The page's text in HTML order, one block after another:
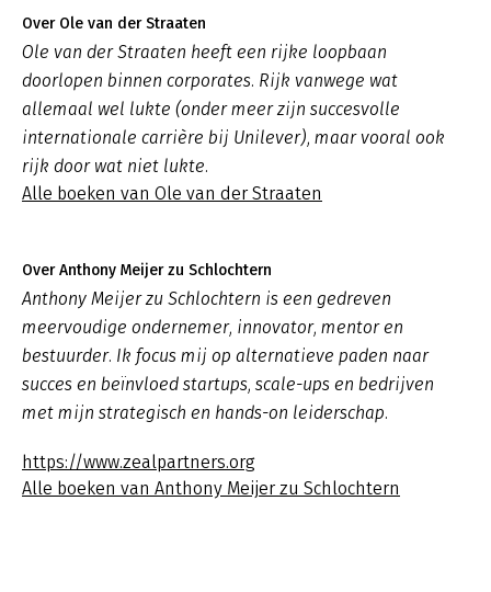
Over Ole van der Straaten
Ole van der Straaten heeft een rijke loopbaan
doorlopen binnen corporates. Rijk vanwege wat
allemaal wel lukte (onder meer zijn succesvolle
internationale carrière bij Unilever), maar vooral ook
rijk door wat niet lukte.
Alle boeken van Ole van der Straaten
Over Anthony Meijer zu Schlochtern
Anthony Meijer zu Schlochtern is een gedreven
meervoudige ondernemer, innovator, mentor en
bestuurder. Ik focus mij op alternatieve paden naar
succes en beïnvloed startups, scale-ups en bedrijven
met mijn strategisch en hands-on leiderschap.
https://www.zealpartners.org
Alle boeken van Anthony Meijer zu Schlochtern